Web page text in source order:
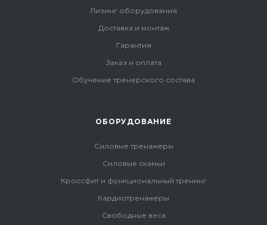
Лизинг оборудования
Доставка и монтаж
Гарантия
Заказ и оплата
Обучение тренерского состава
ОБОРУДОВАНИЕ
Силовые тренажеры
Силовые скамьи
Кроссфит и функциональный тренинг
Кардиотренажеры
Свободные веса